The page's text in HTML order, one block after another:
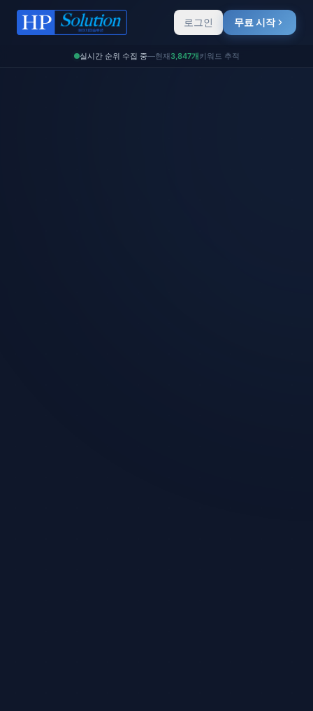
로그인 무료 시작
실시간 순위 수집 중—현재3,847개키워드 추적